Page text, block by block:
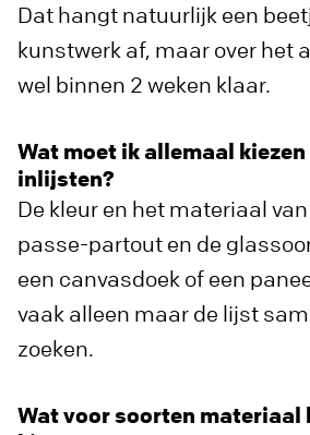
Dat hangt natuurlijk een
kunstwerk af, maar over het
wel binnen 2 weken klaar.
Wat moet ik allemaal
inlijsten?
De kleur en het materiaal
passe-partout en de
een canvasdoek of een
vaak alleen maar de lijst
zoeken.
Wat voor soorten materiaal